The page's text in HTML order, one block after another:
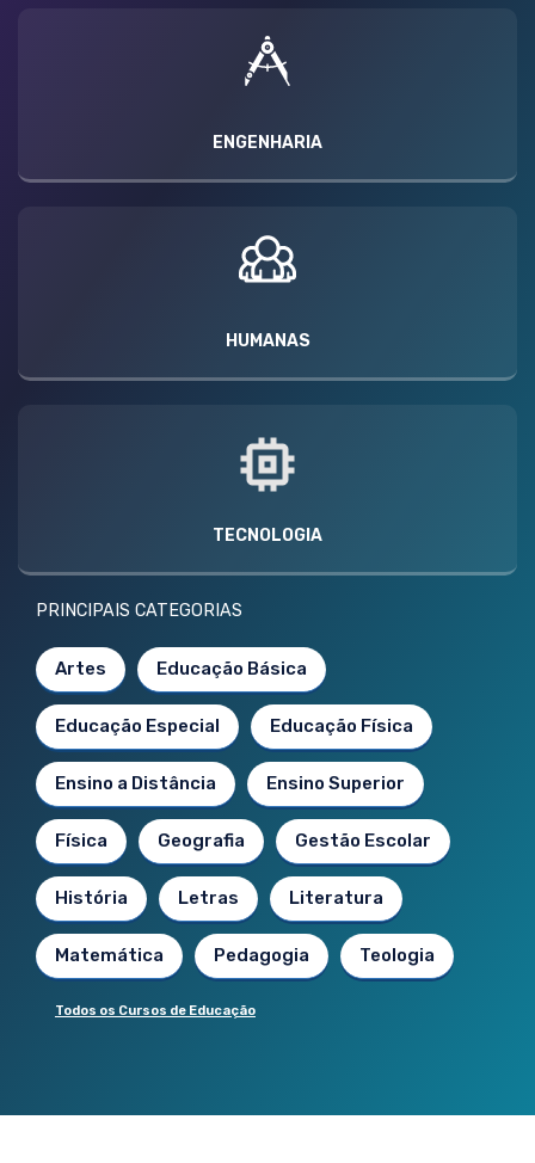
ENGENHARIA
HUMANAS
TECNOLOGIA
PRINCIPAIS CATEGORIAS
Artes Educação Básica
Educação Especial Educação Física
Ensino a Distância Ensino Superior
Física Geografia Gestão Escolar
História Letras Literatura
Matemática Pedagogia Teologia
Todos os Cursos de Educação